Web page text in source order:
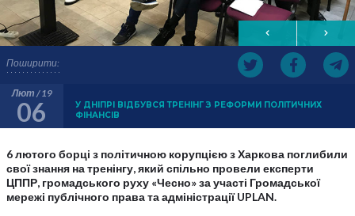
Поширити:
Лют / 19
06
У ДНІПРІ ВІДБУВСЯ ТРЕНІНГ З РЕФОРМИ ПОЛІТИЧНИХ
ФІНАНСІВ
6 лютого борці з політичною корупцією з Харкова поглибили
свої знання на тренінгу, який спільно провели експерти
ЦППР, громадського руху «Чесно» за участі Громадської
мережі публічного права та адміністрації UPLAN.